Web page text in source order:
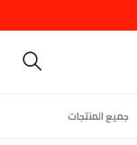
جميع المنتجات